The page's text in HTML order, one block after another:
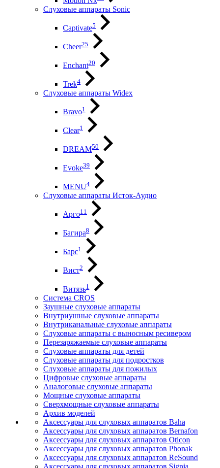
Слуховые аппараты Sonic
Captivate5
Cheer25
Enchant20
Trek4
Слуховые аппараты Widex
Bravo1
Clear1
DREAM50
Evoke39
MENU4
Слуховые аппараты Исток-Аудио
Арго11
Багира8
Барс1
Вист2
Витязь1
Система CROS
Заушные слуховые аппараты
Внутриушные слуховые аппараты
Внутриканальные слуховые аппараты
Слуховые аппараты с выносным ресивером
Перезаряжаемые слуховые аппараты
Слуховые аппараты для детей
Слуховые аппараты для подростков
Слуховые аппараты для пожилых
Цифровые слуховые аппараты
Аналоговые слуховые аппараты
Мощные слуховые аппараты
Сверхмощные слуховые аппараты
Архив моделей
Аксессуары для слуховых аппаратов Baha
Аксессуары для слуховых аппаратов Bernafon
Аксессуары для слуховых аппаратов Oticon
Аксессуары для слуховых аппаратов Phonak
Аксессуары для слуховых аппаратов ReSound